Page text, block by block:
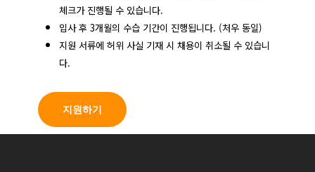
체크가 진행될 수 있습니다.
입사 후 3개월의 수습 기간이 진행됩니다. (처우 동일)
지원 서류에 허위 사실 기재 시 채용이 취소될 수 있습니
다.
지원하기